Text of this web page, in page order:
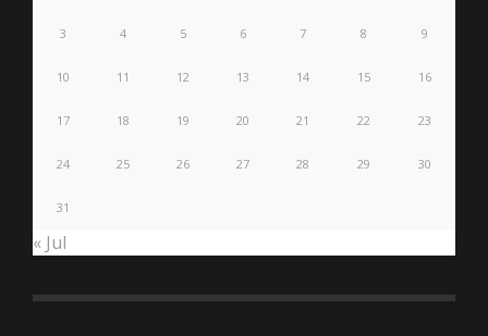
3 4 5 6 7 8 9
10 11 12 13 14 15 16
17 18 19 20 21 22 23
24 25 26 27 28 29 30
31
« Jul